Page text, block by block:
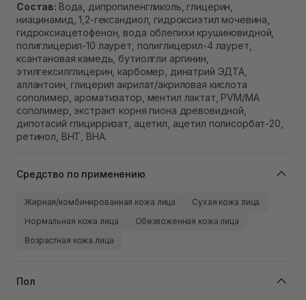
Состав: Вода, дипропиленгликоль, глицерин,
ниацинамид, 1,2-гександиол, гидроксиэтил мочевина,
гидроксиацетофенон, вода облепихи крушиновидной,
полиглицерил-10 лаурет, полиглицерил-4 лаурет,
ксантановая камедь, бутиолгли аргинин,
этилгексилглицерин, карбомер, динатрий ЭДТА,
аллантоин, глицерил акрилат/акриловая кислота
сополимер, ароматизатор, ментил лактат, PVM/MA
сополимер, экстракт корня пиона древовидной,
дипотасий глицирризат, ацетил, ацетил полисорбат-20,
ретинол, BHT, BHA.
Средство по применению
Жирная/комбинированная кожа лица
Сухая кожа лица
Нормальная кожа лица
Обезвоженная кожа лица
Возрастная кожа лица
Пол